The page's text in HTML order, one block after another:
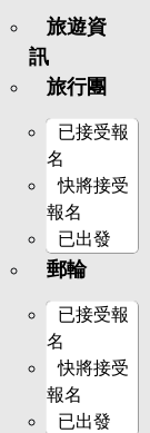
旅遊資
訊
旅行團
已接受報
名
快將接受
報名
已出發
郵輪
已接受報
名
快將接受
報名
已出發